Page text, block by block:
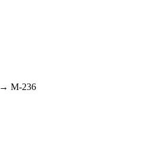
→ M-236